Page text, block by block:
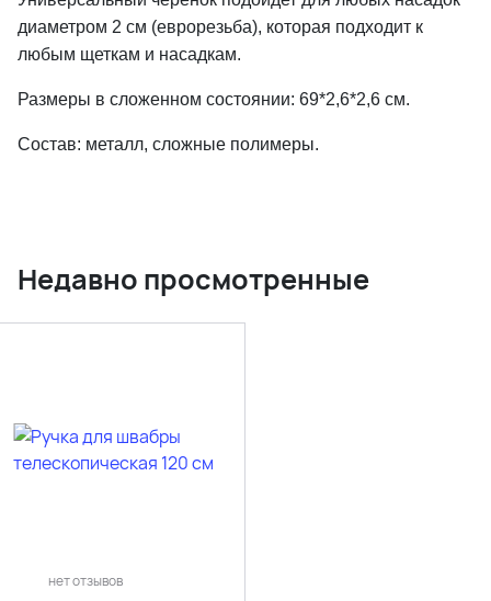
диаметром 2 см (еврорезьба), которая подходит к
любым щеткам и насадкам.
Размеры в сложенном состоянии: 69*2,6*2,6 см.
Состав: металл, сложные полимеры.
Недавно просмотренные
нет отзывов